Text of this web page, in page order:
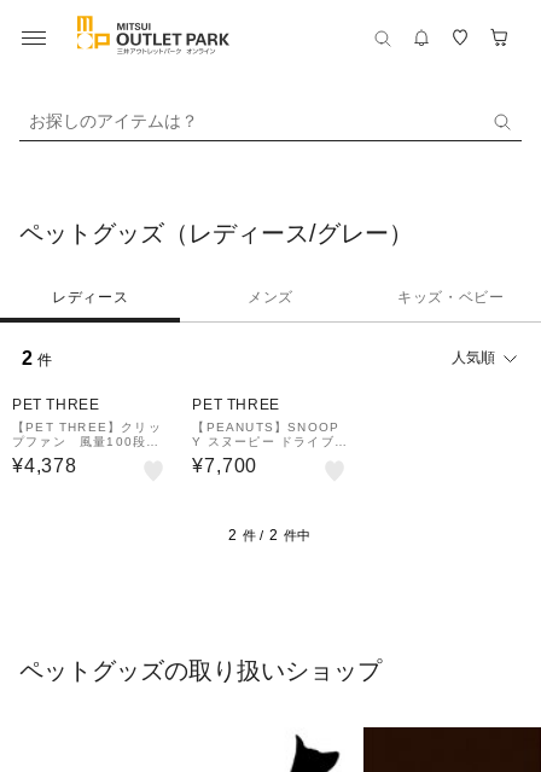
お探しのアイテムは？
ペットグッズ（レディース/グレー）
レディース メンズ キッズ・ベビー
2 件 人気順
PET THREE
【PET THREE】クリッ
プファン 風量100段階
切替
¥4,378
PET THREE
【PEANUTS】SNOOP
Y スヌーピー ドライブキ
ャリーベッド ３WAY
¥7,700
2 件 / 2 件中
ペットグッズの取り扱いショップ